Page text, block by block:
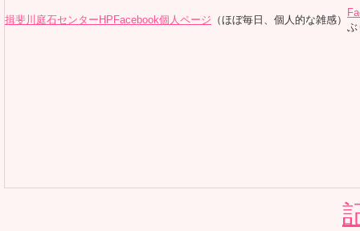
揖斐川庭石センターHP Facebook個人ページ （ほぼ毎日、個人的な雑感）
ぶ